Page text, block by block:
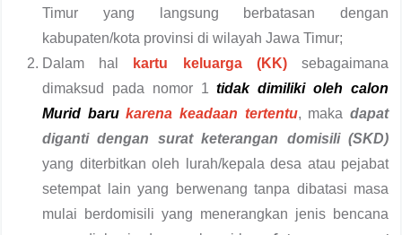
Timur yang langsung berbatasan dengan
kabupaten/kota provinsi di wilayah Jawa Timur;
Dalam hal
kartu keluarga (KK)sebagaimana
dimaksud pada nomor 1tidak dimiliki oleh calon
Murid barukarenakeadaan tertentu, makadapat
diganti dengan surat keterangan domisili (SKD)
yang diterbitkan oleh lurah/kepala desa atau pejabat
setempat lain yang berwenang tanpa dibatasi masa
mulai berdomisili yang menerangkan jenis bencana